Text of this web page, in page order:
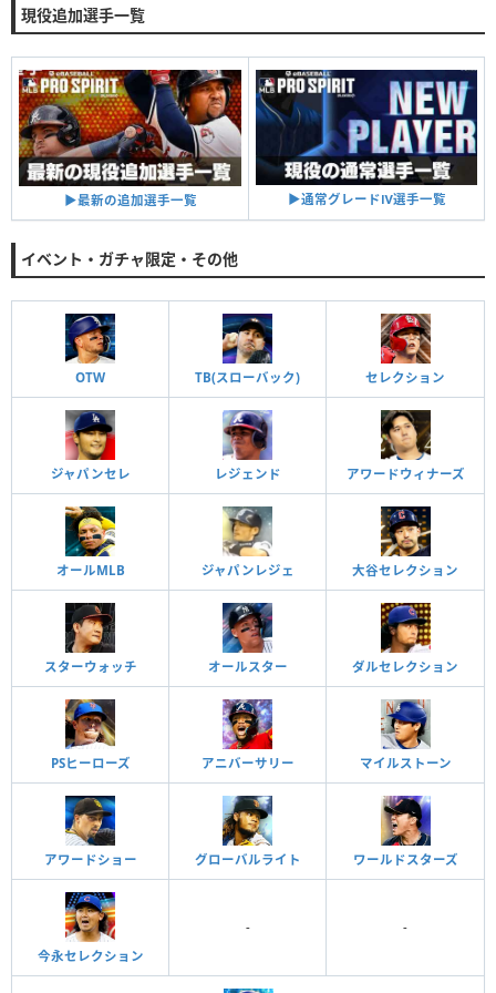
現役追加選手一覧
▶︎最新の追加選手一覧 ▶︎通常グレードⅣ選手一覧
イベント・ガチャ限定・その他
OTW TB(スローバック) セレクション
ジャパンセレ レジェンド アワードウィナーズ
オールMLB ジャパンレジェ 大谷セレクション
スターウォッチ オールスター ダルセレクション
PSヒーローズ アニバーサリー マイルストーン
アワードショー グローバルライト ワールドスターズ
今永セレクション
- -